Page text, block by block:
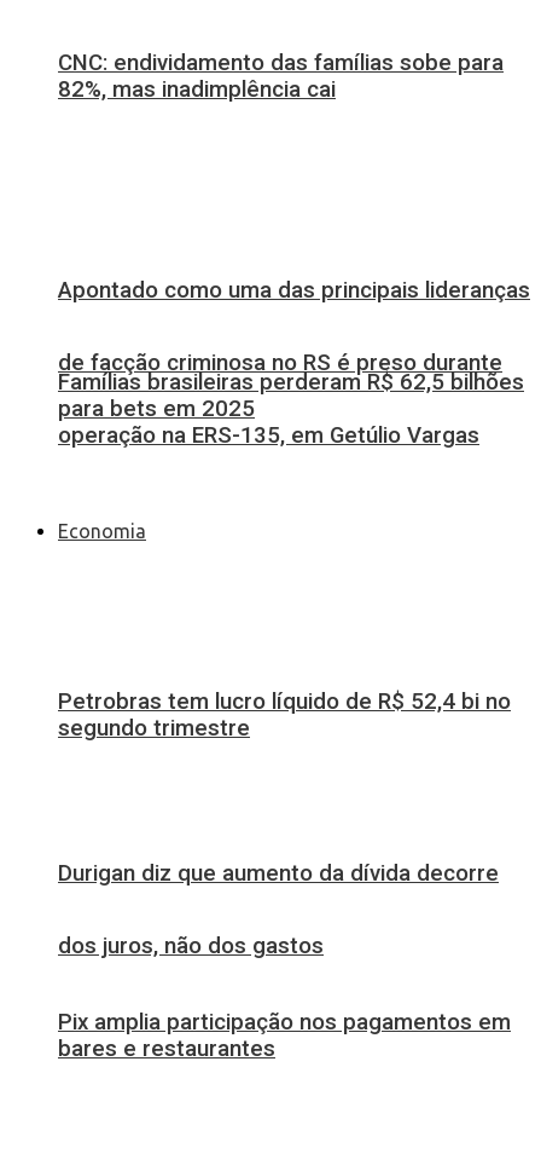
Apontado como uma das principais lideranças
de facção criminosa no RS é preso durante
operação na ERS-135, em Getúlio Vargas
Economia
Durigan diz que aumento da dívida decorre
dos juros, não dos gastos
CNC: endividamento das famílias sobe para
82%, mas inadimplência cai
Famílias brasileiras perderam R$ 62,5 bilhões
para bets em 2025
Petrobras tem lucro líquido de R$ 52,4 bi no
segundo trimestre
Pix amplia participação nos pagamentos em
bares e restaurantes